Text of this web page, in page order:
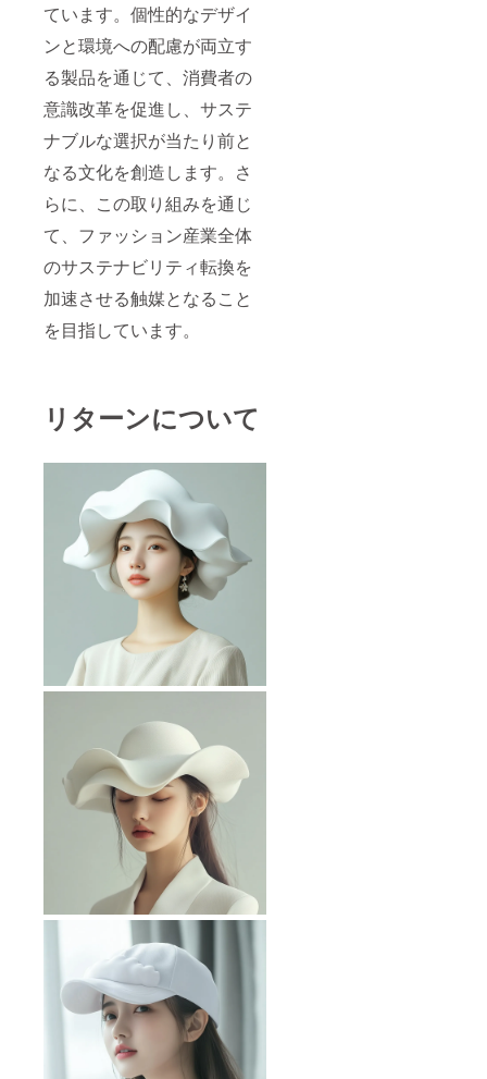
ています。個性的なデザイ
ンと環境への配慮が両立す
る製品を通じて、消費者の
意識改革を促進し、サステ
ナブルな選択が当たり前と
なる文化を創造します。さ
らに、この取り組みを通じ
て、ファッション産業全体
のサステナビリティ転換を
加速させる触媒となること
を目指しています。
リターンについて